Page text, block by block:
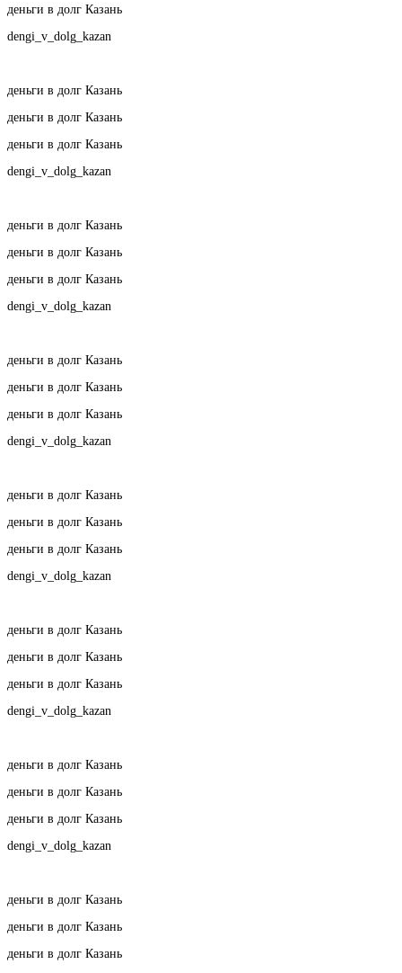
деньги в долг Казань
dengi_v_dolg_kazan
деньги в долг Казань
деньги в долг Казань
деньги в долг Казань
dengi_v_dolg_kazan
деньги в долг Казань
деньги в долг Казань
деньги в долг Казань
dengi_v_dolg_kazan
деньги в долг Казань
деньги в долг Казань
деньги в долг Казань
dengi_v_dolg_kazan
деньги в долг Казань
деньги в долг Казань
деньги в долг Казань
dengi_v_dolg_kazan
деньги в долг Казань
деньги в долг Казань
деньги в долг Казань
dengi_v_dolg_kazan
деньги в долг Казань
деньги в долг Казань
деньги в долг Казань
dengi_v_dolg_kazan
деньги в долг Казань
деньги в долг Казань
деньги в долг Казань